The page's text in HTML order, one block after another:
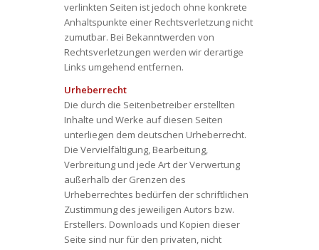
verlinkten Seiten ist jedoch ohne konkrete
Anhaltspunkte einer Rechtsverletzung nicht
zumutbar. Bei Bekanntwerden von
Rechtsverletzungen werden wir derartige
Links umgehend entfernen.
Urheberrecht
Die durch die Seitenbetreiber erstellten
Inhalte und Werke auf diesen Seiten
unterliegen dem deutschen Urheberrecht.
Die Vervielfältigung, Bearbeitung,
Verbreitung und jede Art der Verwertung
außerhalb der Grenzen des
Urheberrechtes bedürfen der schriftlichen
Zustimmung des jeweiligen Autors bzw.
Erstellers. Downloads und Kopien dieser
Seite sind nur für den privaten, nicht